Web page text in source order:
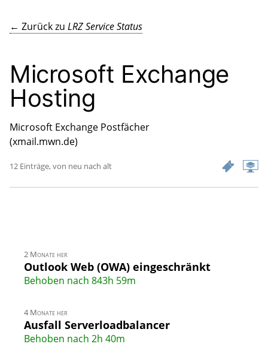
← Zurück zu LRZ Service Status
Microsoft Exchange
Hosting
Microsoft Exchange Postfächer
(xmail.mwn.de)
12 Einträge, von neu nach alt
2 Monate her
Outlook Web (OWA) eingeschränkt
Behoben nach 843h 59m
4 Monate her
Ausfall Serverloadbalancer
Behoben nach 2h 40m